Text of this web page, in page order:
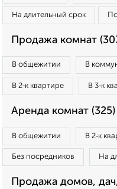
На длительный срок
Продажа комнат
В общежитии В
В 2‑к квартире В 3‑к
Аренда комнат (325)
В общежитии В 2‑к
Без посредников На
Продажа домов,